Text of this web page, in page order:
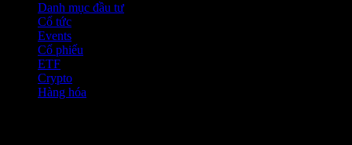
Danh mục đầu tư
Cổ tức
Events
Cổ phiếu
ETF
Crypto
Hàng hóa